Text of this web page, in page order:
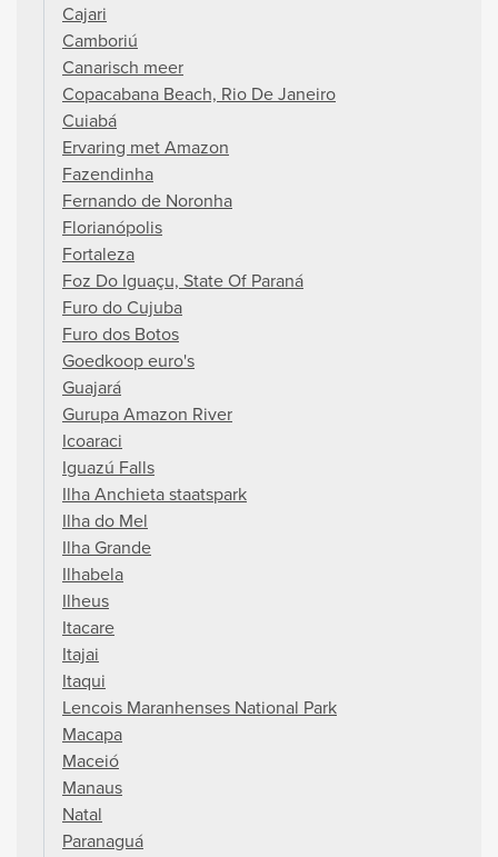
Cajari
Camboriú
Canarisch meer
Copacabana Beach, Rio De Janeiro
Cuiabá
Ervaring met Amazon
Fazendinha
Fernando de Noronha
Florianópolis
Fortaleza
Foz Do Iguaçu, State Of Paraná
Furo do Cujuba
Furo dos Botos
Goedkoop euro's
Guajará
Gurupa Amazon River
Icoaraci
Iguazú Falls
Ilha Anchieta staatspark
Ilha do Mel
Ilha Grande
Ilhabela
Ilheus
Itacare
Itajai
Itaqui
Lencois Maranhenses National Park
Macapa
Maceió
Manaus
Natal
Paranaguá